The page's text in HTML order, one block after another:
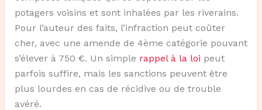
potagers voisins et sont inhalées par les riverains.
Pour l’auteur des faits, l’infraction peut coûter
cher, avec une amende de 4ème catégorie pouvant
s’élever à 750 €. Un simple rappel à la loi peut
parfois suffire, mais les sanctions peuvent être
plus lourdes en cas de récidive ou de trouble
avéré.